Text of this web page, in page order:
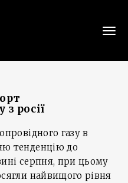
з росії
газу в
тенденцію до
серпня, при цьому
найвищого рівня